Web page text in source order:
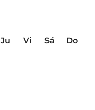
Ju Vi Sá
Do